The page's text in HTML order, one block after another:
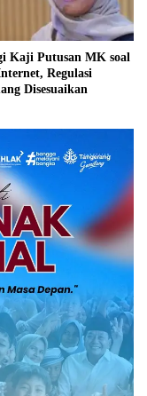
Kaji Putusan MK soal
Regulasi
Disesuaikan